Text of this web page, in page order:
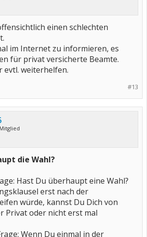
einen schlechten
im Internet zu informieren, es
für privat versicherte Beamte.
evtl. weiterhelfen.
#13
die Wahl?
Hast Du überhaupt eine Wahl?
erst nach der
würde, kannst Du Dich von
Privat oder nicht erst mal
Wenn Du einmal in der